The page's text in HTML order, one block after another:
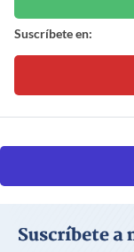
Suscríbete en: